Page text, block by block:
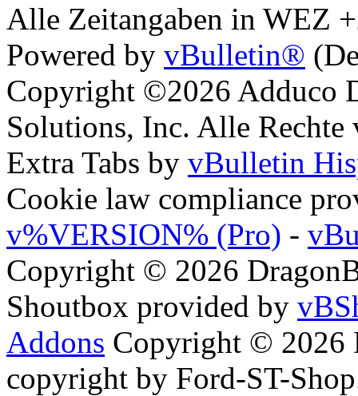
Alle Zeitangaben in WEZ
Powered by vBulletin®
Copyright ©2026 Adduco
Solutions, Inc. Alle Rechte
Extra Tabs by vBulletin
Cookie law compliance
v%VERSION% (Pro) -
Copyright © 2026
Shoutbox provided by
Addons Copyright © 2026
copyright by Ford-ST-